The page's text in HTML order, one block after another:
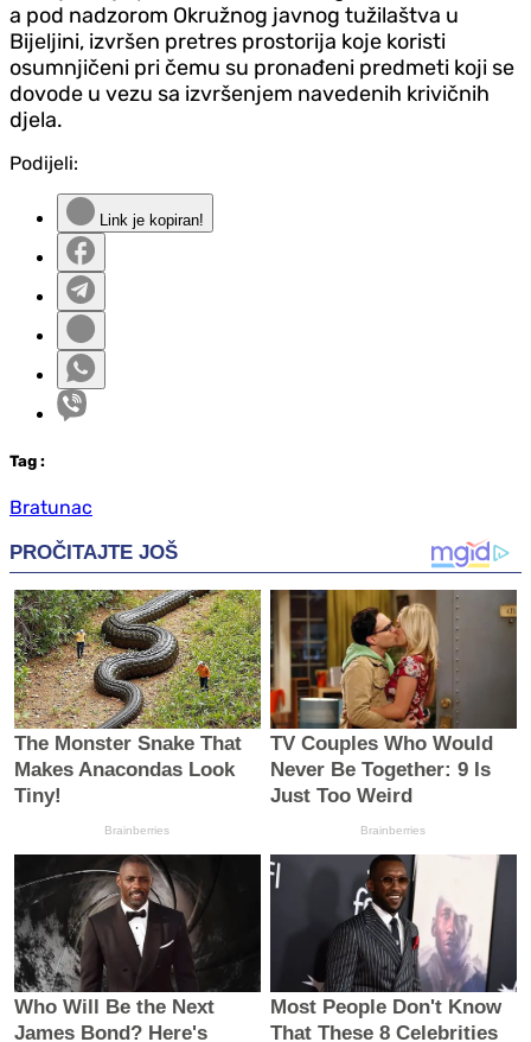
a pod nadzorom Okružnog javnog tužilaštva u
Bijeljini, izvršen pretres prostorija koje koristi
osumnjičeni pri čemu su pronađeni predmeti koji se
dovode u vezu sa izvršenjem navedenih krivičnih
djela.
Podijeli:
Link je kopiran!
Tag :
Bratunac